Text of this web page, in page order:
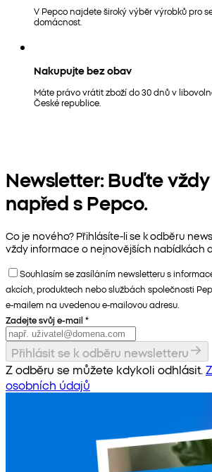
V Pepco najdete široký výběr výrobků pro
domácnost.
Nakupujte bez obav
Máte právo vrátit zboží do 30 dnů v
České republice.
Newsletter: Buďte
napřed s Pepco.
Co je nového? Přihlásíte-li se k odběru
vždy informace o nejnovějších nabídkách
Souhlasím se zasíláním newsletteru s
akcích, produktech nebo službách společnosti
e-mailem na uvedenou e-mailovou adresu.
Zadejte svůj e-mail *
Přihlásit se k odběru newsletteru
Z odběru se můžete kdykoli odhlásit.
osobních údajů